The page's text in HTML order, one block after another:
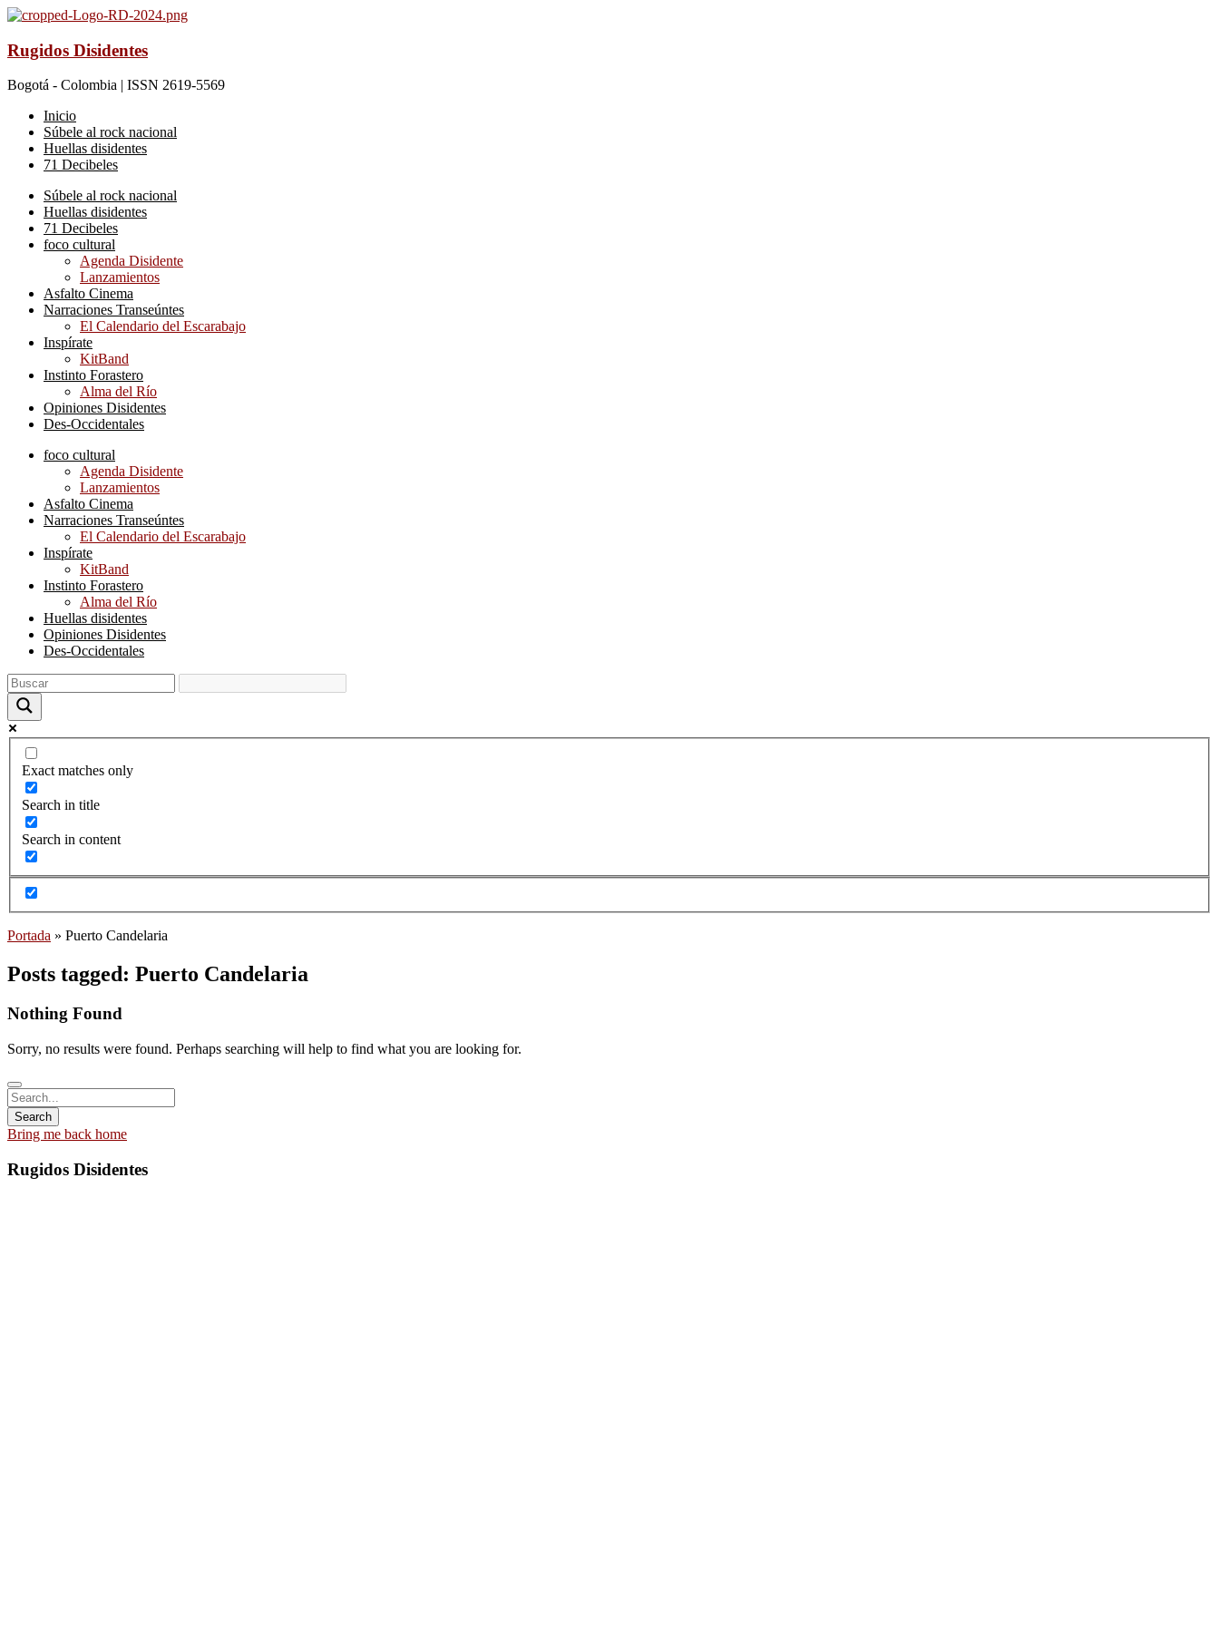
Rugidos Disidentes
Bogotá - Colombia | ISSN 2619-5569
Inicio
Súbele al rock nacional
Huellas disidentes
71 Decibeles
Súbele al rock nacional
Huellas disidentes
71 Decibeles
foco cultural
Agenda Disidente
Lanzamientos
Asfalto Cinema
Narraciones Transeúntes
El Calendario del Escarabajo
Inspírate
KitBand
Instinto Forastero
Alma del Río
Opiniones Disidentes
Des-Occidentales
foco cultural
Agenda Disidente
Lanzamientos
Asfalto Cinema
Narraciones Transeúntes
El Calendario del Escarabajo
Inspírate
KitBand
Instinto Forastero
Alma del Río
Huellas disidentes
Opiniones Disidentes
Des-Occidentales
Exact matches only
Search in title
Search in content
Portada » Puerto Candelaria
Posts tagged: Puerto Candelaria
Nothing Found
Sorry, no results were found. Perhaps searching will help to find what you are looking for.
Bring me back home
Rugidos Disidentes